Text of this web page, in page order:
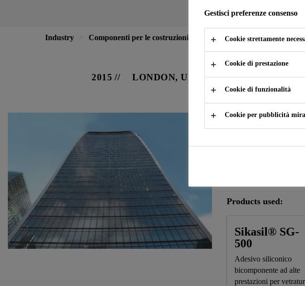
Industry Componenti per le costruzioni Facciate Sigillatura per
2015 LONDON, UNITED KINGDOM
Special Features:
Products used:
Sikasil® SG-
500
Adesivo siliconico
bicomponente ad alte
prestazioni per
Gestisci preferenze consenso
Cookie strettamente
Cookie di prestazione
Cookie di funzionalità
Cookie per pubblicità